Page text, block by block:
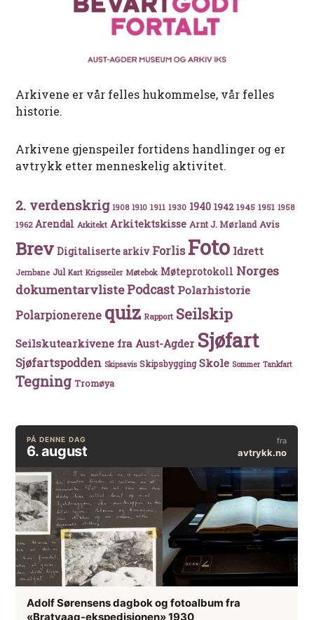
Arkivene er vår felles hukommelse, vår felles
historie.
Arkivene gjenspeiler fortidens handlinger og er
avtrykk etter menneskelig aktivitet.
2. verdenskrig 1908 1910 1911 1930 1940 1942 1945 1951 1958
1962 Arendal Arkitekt Arkitektskisse Arnt J. Mørland Avis
Brev Digitaliserte arkiv Forlis Foto Idrett
Jernbane Jul Kart Krigsseiler Møtebok Møteprotokoll Norges
dokumentarvlistePodcast Polarhistorie
Polarpionerene quiz Rapport Seilskip
Seilskutearkivene fra Aust-Agder Sjøfart
Sjøfartspodden Skipsavis Skipsbygging Skole Sommer Tankfart
Tegning Tromøya